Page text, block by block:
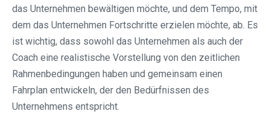
das Unternehmen bewältigen möchte, und dem Tempo, mit
dem das Unternehmen Fortschritte erzielen möchte, ab. Es
ist wichtig, dass sowohl das Unternehmen als auch der
Coach eine realistische Vorstellung von den zeitlichen
Rahmenbedingungen haben und gemeinsam einen
Fahrplan entwickeln, der den Bedürfnissen des
Unternehmens entspricht.